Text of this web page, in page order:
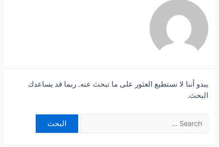
يبدو أننا لا نستطيع العثور على ما تبحث عنه. ربما قد يساعدك
البحث.